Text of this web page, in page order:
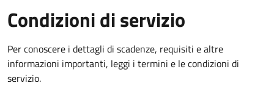
Condizioni di servizio
Per conoscere i dettagli di scadenze, requisiti e altre
informazioni importanti, leggi i termini e le condizioni di
servizio.